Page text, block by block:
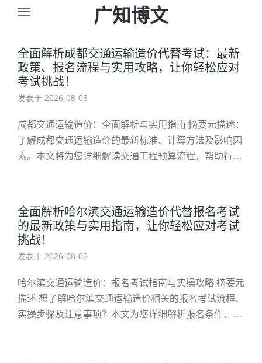
广知博文
全面解析成都交通运输造价代替考试：最新
政策、报名流程与实用攻略，让你轻松应对
考试挑战！
发表于 2026-08-06
成都交通运输造价：全面解析与实用指南 摘要元描述：
了解成都交通运输造价的最新标准、计算方法及影响因
素。本文将为您详细解读交通工程预算流程，帮助行业
全面解析哈尔滨交通运输造价代替报名考试
的最新政策与实用指南，让你轻松应对考试
挑战！
发表于 2026-08-06
哈尔滨交通运输造价：报名考试指南与实操攻略 摘要元
描述 想了解哈尔滨交通运输造价相关的报名考试流程、
实操步骤及注意事项？本文为您详细解析报名条件、常